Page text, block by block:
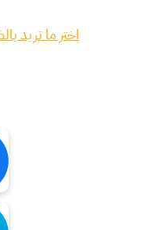
اختر ما تريد